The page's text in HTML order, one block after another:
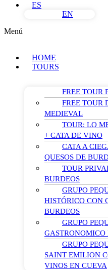
ES
EN
Menú
HOME
TOURS
FREE TOUR
FREE TOUR
MEDIEVAL
TOUR: LO
+ CATA DE VINO
CATA A
QUESOS DE
TOUR
BURDEOS
GRUPO
HISTÓRICO CON
BURDEOS
GRUPO
GASTRONOMICO
GRUPO
SAINT EMILION
VINOS EN CUEVA